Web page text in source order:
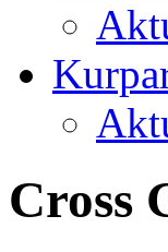
Cross